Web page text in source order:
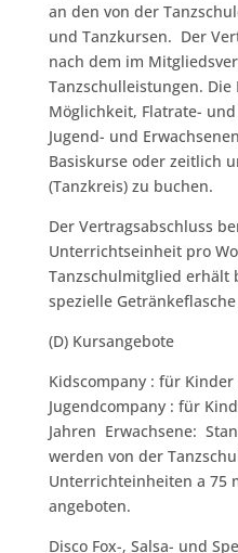
an den von der
und Tanzkursen. Der
nach dem im
Tanzschulleistungen.
Möglichkeit, Flatrate-
Jugend- und
Basiskurse oder zeitlich
(Tanzkreis) zu buchen.
Der Vertragsabschluss
Unterrichtseinheit pro
Tanzschulmitglied erhält
spezielle
(D) Kursangebote
Kidscompany : für
Jugendcompany : für
Jahren Erwachsene:
werden von der
Unterrichteinheiten a 75
angeboten.
Disco Fox-, Salsa- und